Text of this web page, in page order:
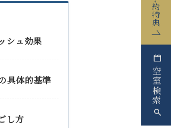
空室検索
シュ効果
具体的基準
し方